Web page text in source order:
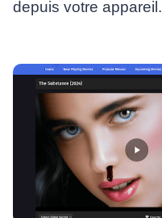
depuis votre appareil.